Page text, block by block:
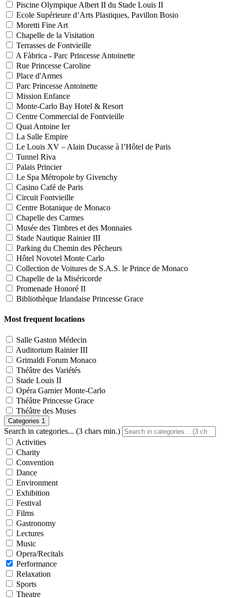
Piscine Olympique Albert II du Stade Louis II
Ecole Supérieure d’Arts Plastiques, Pavillon Bosio
Moretti Fine Art
Chapelle de la Visitation
Terrasses de Fontvieille
A Fàbrica - Parc Princesse Antoinette
Rue Princesse Caroline
Place d'Armes
Parc Princesse Antoinette
Mission Enfance
Monte-Carlo Bay Hotel & Resort
Centre Commercial de Fontvieille
Quai Antoine Ier
La Salle Empire
Le Louis XV – Alain Ducasse à l’Hôtel de Paris
Tunnel Riva
Palais Princier
Le Spa Métropole by Givenchy
Casino Café de Paris
Circuit Fontvieille
Centre Botanique de Monaco
Chapelle des Carmes
Musée des Timbres et des Monnaies
Stade Nautique Rainier III
Parking du Chemin des Pêcheurs
Hôtel Novotel Monte Carlo
Collection de Voitures de S.A.S. le Prince de Monaco
Chapelle de la Miséricorde
Promenade Honoré II
Bibliothèque Irlandaise Princesse Grace
Most frequent locations
Salle Gaston Médecin
Auditorium Rainier III
Grimaldi Forum Monaco
Théâtre des Variétés
Stade Louis II
Opéra Garnier Monte-Carlo
Théâtre Princesse Grace
Théâtre des Muses
Categories 1
Search in categories... (3 chars min.)
Activities
Charity
Convention
Dance
Environment
Exhibition
Festival
Films
Gastronomy
Lectures
Music
Opera/Recitals
Performance
Relaxation
Sports
Theatre